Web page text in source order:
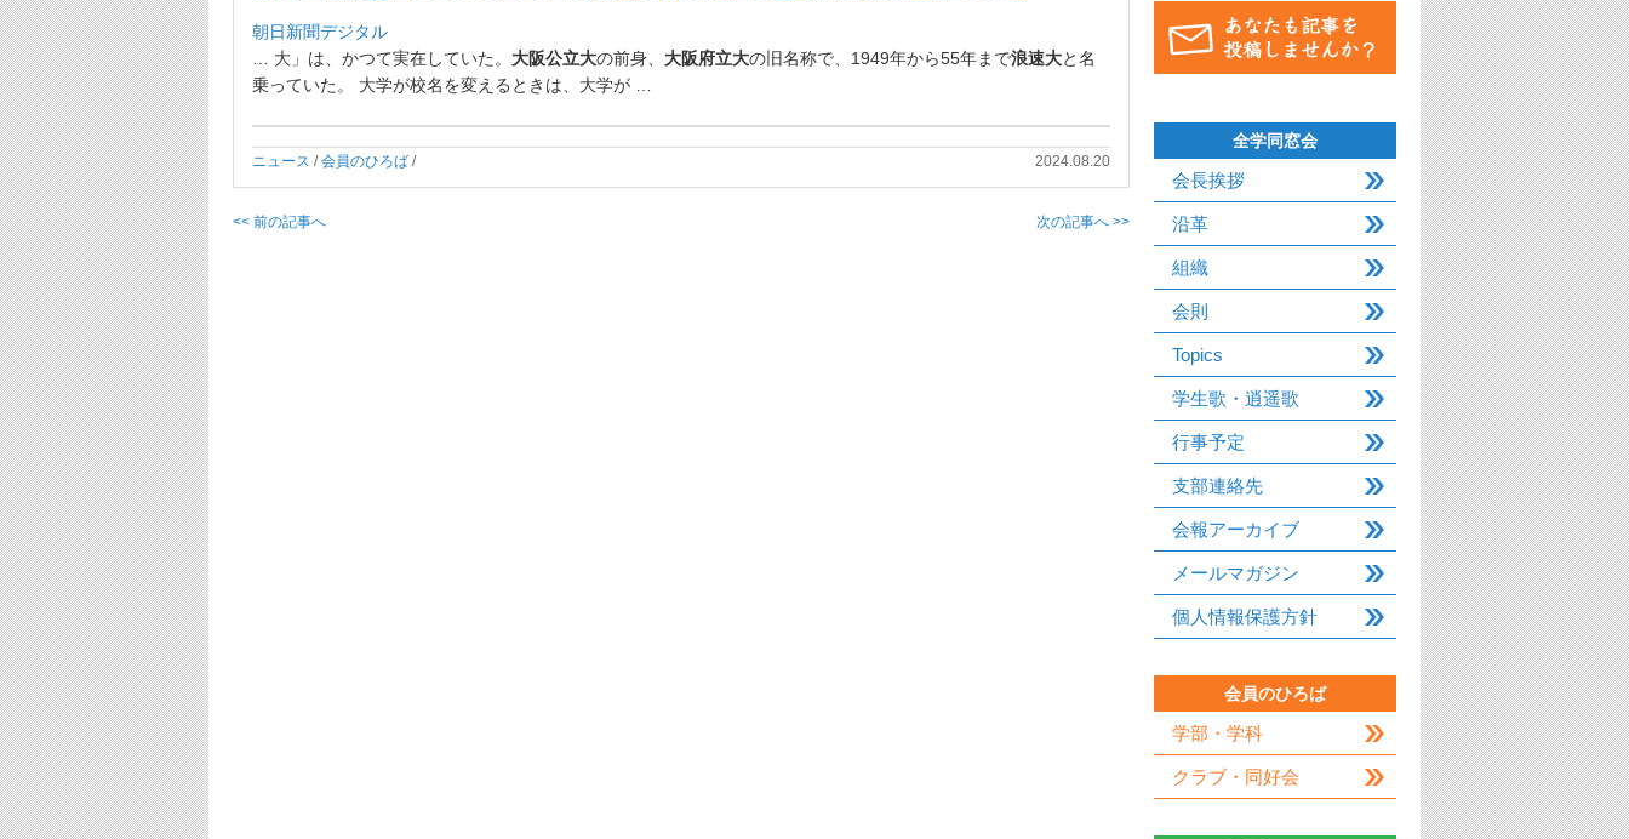
朝日新聞デジタル
… 大」は、かつて実在していた。 大阪公立大の前身、 大阪府立大の旧名称で、1949年から55年まで浪速大と名
乗っていた。 大学が校名を変えるときは、大学が …
ニュース /会員のひろば / 2024.08.20
<< 前の記事へ 次の記事へ >>
全学同窓会
会長挨拶
沿革
組織
会則
Topics
学生歌・逍遥歌
行事予定
支部連絡先
会報アーカイブ
メールマガジン
個人情報保護方針
会員のひろば
学部・学科
クラブ・同好会